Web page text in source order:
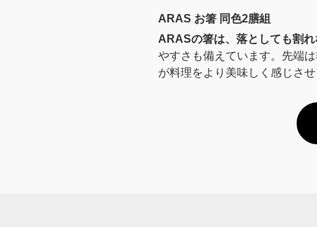
ARAS お箸 同色2膳組
ARASの箸は、落としても割れ
やすさも備えています。先端
が料理をより美味しく感じさ